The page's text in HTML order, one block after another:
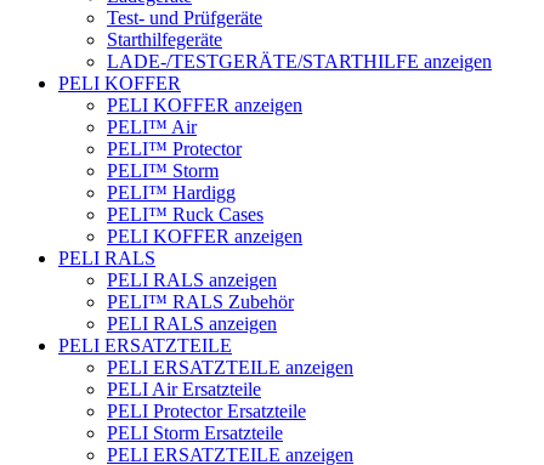
Test- und Prüfgeräte
Starthilfegeräte
LADE-/TESTGERÄTE/STARTHILFE anzeigen
PELI KOFFER
PELI KOFFER anzeigen
PELI™ Air
PELI™ Protector
PELI™ Storm
PELI™ Hardigg
PELI™ Ruck Cases
PELI KOFFER anzeigen
PELI RALS
PELI RALS anzeigen
PELI™ RALS Zubehör
PELI RALS anzeigen
PELI ERSATZTEILE
PELI ERSATZTEILE anzeigen
PELI Air Ersatzteile
PELI Protector Ersatzteile
PELI Storm Ersatzteile
PELI ERSATZTEILE anzeigen